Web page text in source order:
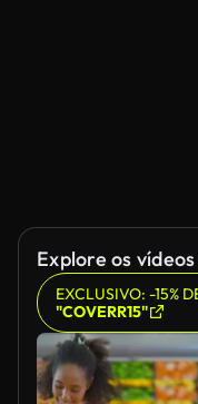
Explore os
EXCLUSIVO: -15%
"COVERR15"